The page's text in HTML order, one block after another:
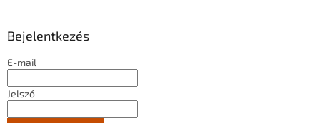
Bejelentkezés
E-mail
Jelszó